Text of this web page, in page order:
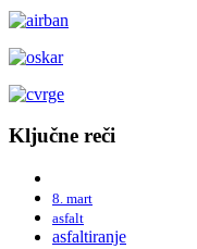
Ključne reči
8. mart
asfalt
asfaltiranje